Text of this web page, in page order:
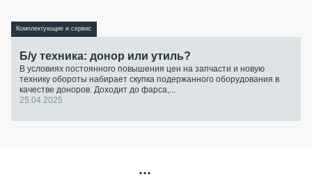
Комплектующие и сервис
Б/у техника: донор или утиль?
В условиях постоянного повышения цен на запчасти и новую
технику обороты набирает скупка подержанного оборудования в
качестве доноров. Доходит до фарса,...
25.04.2025